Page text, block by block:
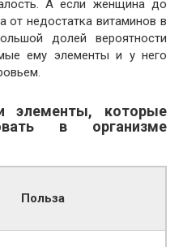
А если женщина до
от недостатка витаминов в
долей вероятности
ему элементы и у него
элементы, которые
в организме
Польза